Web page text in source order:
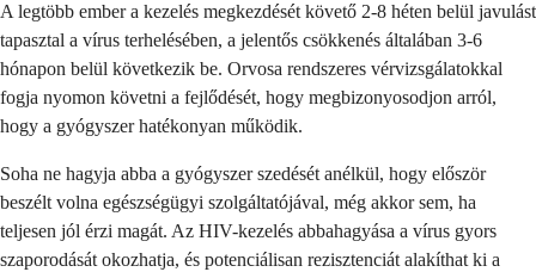
A legtöbb ember a kezelés megkezdését követő 2-8 héten belül javulást
tapasztal a vírus terhelésében, a jelentős csökkenés általában 3-6
hónapon belül következik be. Orvosa rendszeres vérvizsgálatokkal
fogja nyomon követni a fejlődését, hogy megbizonyosodjon arról,
hogy a gyógyszer hatékonyan működik.
Soha ne hagyja abba a gyógyszer szedését anélkül, hogy először
beszélt volna egészségügyi szolgáltatójával, még akkor sem, ha
teljesen jól érzi magát. Az HIV-kezelés abbahagyása a vírus gyors
szaporodását okozhatja, és potenciálisan rezisztenciát alakíthat ki a